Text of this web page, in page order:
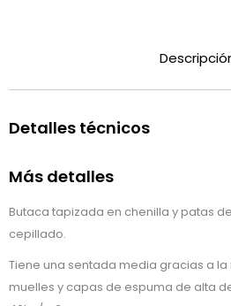
Detalles técnicos
Más detalles
Butaca tapizada en chenilla y patas
cepillado.
Tiene una sentada media gracias a
muelles y capas de espuma de alta